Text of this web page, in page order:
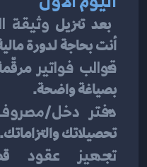
بعد تنزيل وثيقة
أنت بحاجة لدورة
قوالب فواتير
بصياغة واضحة.
دفتر دخل/
تحصيلاتك والتزاماتك.
تجهيز عقود